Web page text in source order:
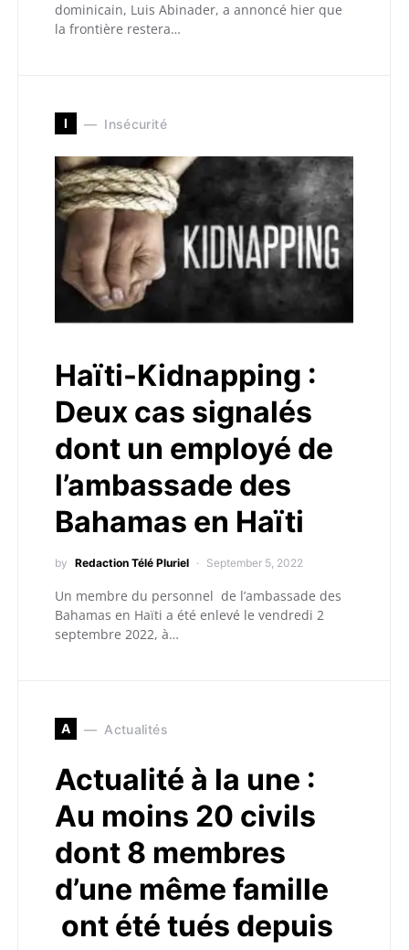
dominicain, Luis Abinader, a annoncé hier que
la frontière restera…
I Insécurité
Haïti-Kidnapping :
Deux cas signalés
dont un employé de
l’ambassade des
Bahamas en Haïti
by Redaction Télé Pluriel September 5, 2022
Un membre du personnel de l’ambassade des
Bahamas en Haïti a été enlevé le vendredi 2
septembre 2022, à…
A Actualités
Actualité à la une :
Au moins 20 civils
dont 8 membres
d’une même famille
ont été tués depuis